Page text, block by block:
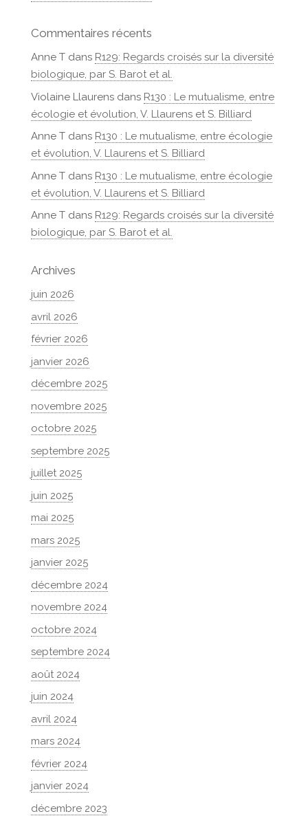
Commentaires récents
Anne Tdans R129: Regards croisés sur la diversité
biologique, par S. Barot et al.
Violaine Llaurensdans R130 : Le mutualisme, entre
écologie et évolution, V. Llaurens et S. Billiard
Anne Tdans R130 : Le mutualisme, entre écologie
et évolution, V. Llaurens et S. Billiard
Anne Tdans R130 : Le mutualisme, entre écologie
et évolution, V. Llaurens et S. Billiard
Anne Tdans R129: Regards croisés sur la diversité
biologique, par S. Barot et al.
Archives
juin 2026
avril 2026
février 2026
janvier 2026
décembre 2025
novembre 2025
octobre 2025
septembre 2025
juillet 2025
juin 2025
mai 2025
mars 2025
janvier 2025
décembre 2024
novembre 2024
octobre 2024
septembre 2024
août 2024
juin 2024
avril 2024
mars 2024
février 2024
janvier 2024
décembre 2023